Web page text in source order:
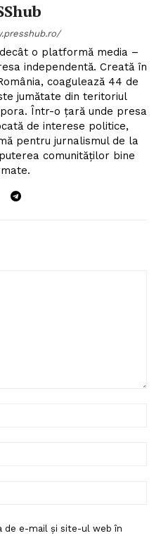
o platformă media –
independentă. Creată în
coagulează 44 de
jumătate din teritoriul
Într-o țară unde presa
de interese politice,
pentru jurnalismul de la
comunităților bine
de e-mail și site-ul web în